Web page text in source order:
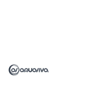
AQUAVIVA